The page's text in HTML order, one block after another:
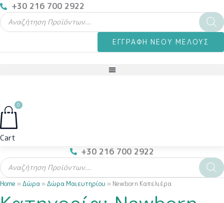
+30 216 700 2922
Products
search
ΕΓΓΡΑΦΗ ΝΕΟΥ ΜΕΛΟΥΣ
0
Cart
+30 216 700 2922
Products
search
Home »Δώρα »Δώρα Μαιευτηρίου » Newborn Καπελιέρα
"Panda
Oh
“Blue
Teddy
“Hello
Baby
“Lion
and
“Pink
Teddy
“Teddy
Bear
“Welcome
Baby”
“Αρκουδάκι
Μπαλαρίνα”
“Ρομαντικός
Ροζ